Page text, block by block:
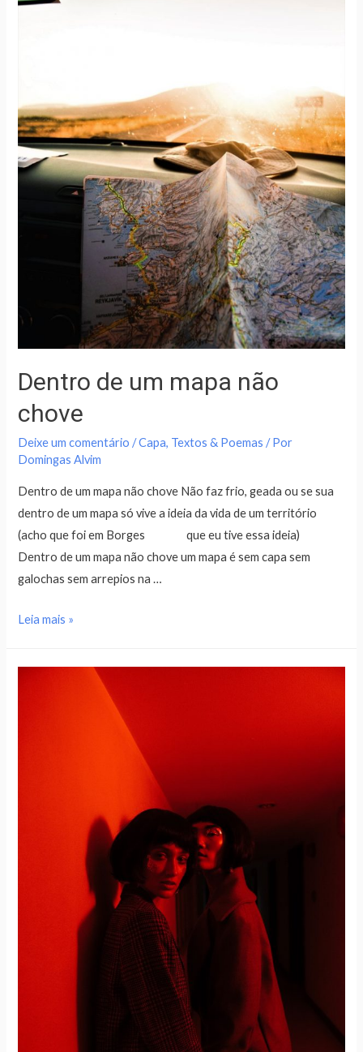
Dentro de um mapa não
chove
Deixe um comentário /Capa, Textos & Poemas / Por
Domingas Alvim
Dentro de um mapa não chove Não faz frio, geada ou se sua
dentro de um mapa só vive a ideia da vida de um território
(acho que foi em Borges que eu tive essa ideia)
Dentro de um mapa não chove um mapa é sem capa sem
galochas sem arrepios na …
Leia mais »